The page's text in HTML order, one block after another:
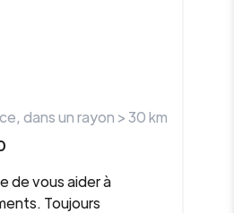
, dans un rayon >30km
de vous aider à
Toujours